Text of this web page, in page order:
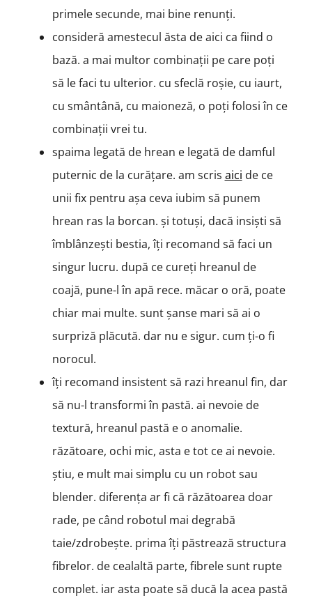
primele secunde, mai bine renunți.
consideră amestecul ăsta de aici ca fiind o
bază. a mai multor combinații pe care poți
să le faci tu ulterior. cu sfeclă roșie, cu iaurt,
cu smântână, cu maioneză, o poți folosi în ce
combinații vrei tu.
spaima legată de hrean e legată de damful
puternic de la curățare. am scris aici de ce
unii fix pentru așa ceva iubim să punem
hrean ras la borcan. și totuși, dacă insiști să
îmblânzești bestia, îți recomand să faci un
singur lucru. după ce cureți hreanul de
coajă, pune-l în apă rece. măcar o oră, poate
chiar mai multe. sunt șanse mari să ai o
surpriză plăcută. dar nu e sigur. cum ți-o fi
norocul.
îți recomand insistent să razi hreanul fin, dar
să nu-l transformi în pastă. ai nevoie de
textură, hreanul pastă e o anomalie.
răzătoare, ochi mic, asta e tot ce ai nevoie.
știu, e mult mai simplu cu un robot sau
blender. diferența ar fi că răzătoarea doar
rade, pe când robotul mai degrabă
taie/zdrobește. prima îți păstrează structura
fibrelor. de cealaltă parte, fibrele sunt rupte
complet. iar asta poate să ducă la acea pastă